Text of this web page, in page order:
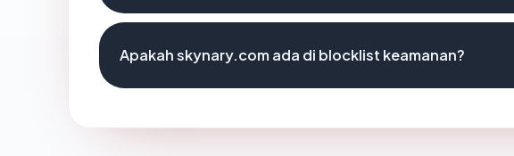
Apakah skynary.com ada di blocklist keamanan?